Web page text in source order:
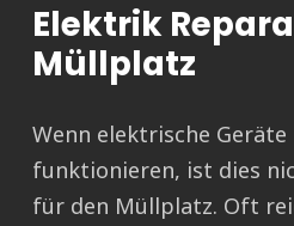
Elektrik
Müllplatz
Wenn elektrische
funktionieren, ist dies
für den Müllplatz. Oft